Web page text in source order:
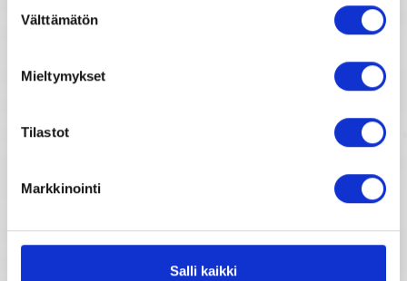
valinta
Välttämätön
Mieltymykset
Tilastot
Markkinointi
Salli kaikki
Elämänhoroskooppi
Rakkaushoroskooppi
Parisuhdehoroskooppi
Kiinalainen horoskooppi